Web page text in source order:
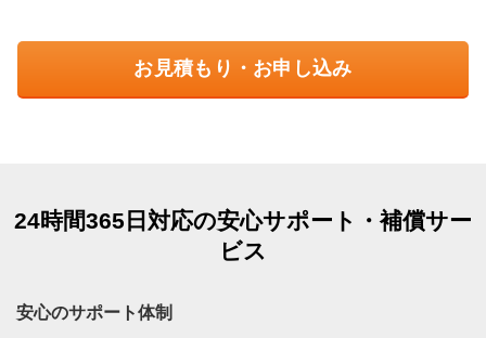
お見積もり・お申し込み
24時間365日対応の安心サポート・補償サー
ビス
安心のサポート体制